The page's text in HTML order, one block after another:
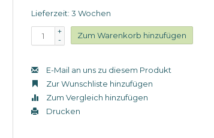
Lieferzeit: 3 Wochen
+
-
Zum Warenkorb hinzufügen
E-Mail an uns zu diesem Produkt
Zur Wunschliste hinzufügen
Zum Vergleich hinzufügen
Drucken